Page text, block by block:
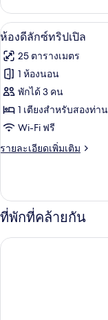
เกี่ยว
กับ
Superior
Room
เปิด
ภาพถ่าย
ทั้งหมด
ของ
ห้อง
ดี
ลัก
ทริปเปิล
5
ห้องดีลักซ์ทริปเปิล
25 ตารางเมตร
1 ห้องนอน
พักได้ 3 คน
1 เตียงสำหรับสองท่า
Wi-Fi ฟรี
รายละเอียดเพิ่มเติม
ราย
เกี่ยว
กับ
ห้อง
ลัก
ที่พักที่คล้ายกัน
อ.หัวหิน โรงแรมฮาบิแ